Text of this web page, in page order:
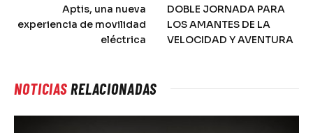
Aptis, una nueva
experiencia de movilidad
eléctrica
DOBLE JORNADA PARA
LOS AMANTES DE LA
VELOCIDAD Y AVENTURA
NOTICIASRELACIONADAS